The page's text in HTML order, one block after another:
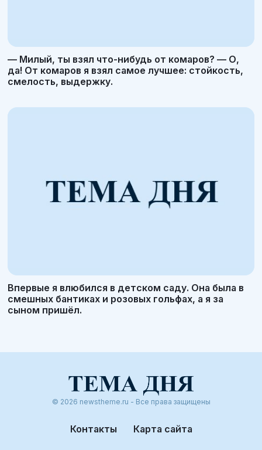
— Милый, ты взял что-нибудь от комаров? — О,
да! От комаров я взял самое лучшее: стойкость,
смелость, выдержку.
Впервые я влюбился в детском саду. Она была в
смешных бантиках и розовых гольфах, а я за
сыном пришёл.
© 2026 newstheme.ru - Все права защищены
Контакты Карта сайта